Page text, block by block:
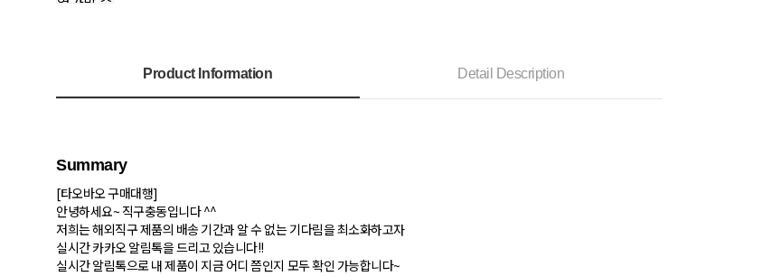
Product Information Detail Description
Summary
[타오바오 구매대행]
안녕하세요~ 직구충동입니다 ^^
저희는 해외직구 제품의 배송 기간과 알 수 없는 기다림을 최소화하고자
실시간 카카오 알림톡을 드리고 있습니다!!
실시간 알림톡으로 내 제품이 지금 어디 쯤인지 모두 확인 가능합니다~